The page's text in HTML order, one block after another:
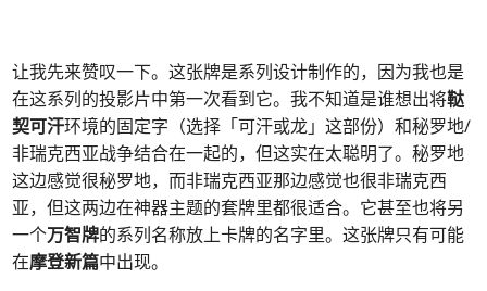
让我先来赞叹一下。这张牌是系列设计制作的，因为我也是
在这系列的投影片中第一次看到它。我不知道是谁想出将鞑
契可汗环境的固定字（选择「可汗或龙」这部份）和秘罗地/
非瑞克西亚战争结合在一起的，但这实在太聪明了。秘罗地
这边感觉很秘罗地，而非瑞克西亚那边感觉也很非瑞克西
亚，但这两边在神器主题的套牌里都很适合。它甚至也将另
一个万智牌的系列名称放上卡牌的名字里。这张牌只有可能
在摩登新篇中出现。